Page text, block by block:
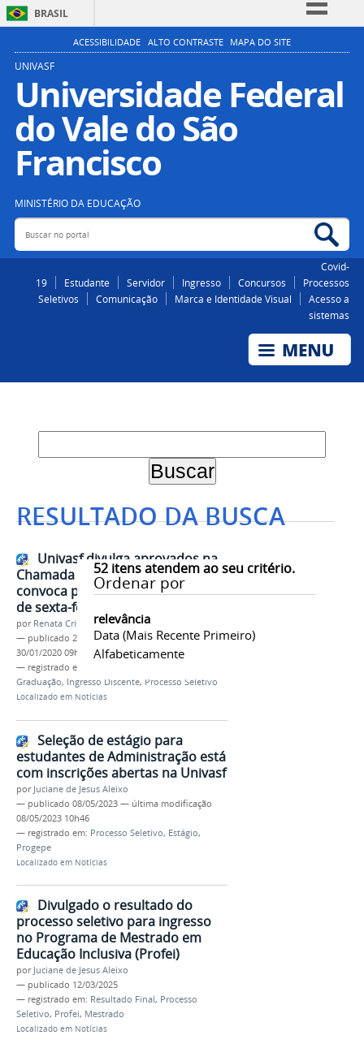
BRASIL
Simplifique!
Participe
Acesso à informação
Legislação
ACESSIBILIDADE ALTO CONTRASTE MAPA DO SITE
UNIVASF
Universidade Federal
do Vale do São
Francisco
MINISTÉRIO DA EDUCAÇÃO
Buscar no portal
Covid-
19
Estudante Servidor Ingresso Concursos
Processos
Seletivos
Comunicação Marca e Identidade Visual
Acesso a
sistemas
RESULTADO DA BUSCA
52itens atendem ao seu critério.
Ordenar por
relevância
Data (mais Recente Primeiro)
Alfabeticamente
Univasf divulga aprovados na
Chamada Regular do Sisu 2020 e
convoca para matrícula a partir
de sexta-feira (31)
por Renata Cristina de Sá Barreto Freitas
— publicado 29/01/2020 —última modificação
30/01/2020 09h09
— registrado em:
Graduação, Ingresso Discente, Processo Seletivo
Localizado em Notícias
Seleção de estágio para
estudantes de Administração está
com inscrições abertas na Univasf
por Juciane de Jesus Aleixo
— publicado 08/05/2023 — última modificação
08/05/2023 10h46
— registrado em: Processo Seletivo, Estágio,
Progepe
Localizado em Notícias
Divulgado o resultado do
processo seletivo para ingresso
no Programa de Mestrado em
Educação Inclusiva (Profei)
por Juciane de Jesus Aleixo
— publicado 12/03/2025
— registrado em: Resultado Final, Processo
Seletivo, Profei, Mestrado
Localizado em Notícias